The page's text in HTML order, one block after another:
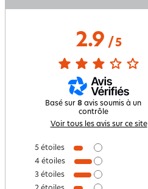
2.9/ 5
Basé sur 8 avis soumis à un
contrôle
Voir tous les avis sur ce site
5 étoiles
4 étoiles
3 étoiles